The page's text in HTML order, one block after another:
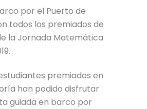
por el Puerto de
todos los premiados de
la Jornada Matemática
premiados en
han podido disfrutar
guiada en barco por